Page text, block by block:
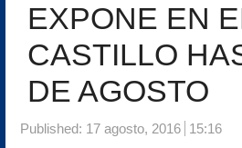
EXPONE EN
CASTILLO
DE AGOSTO
Published: 17 agosto, 2016 15:16